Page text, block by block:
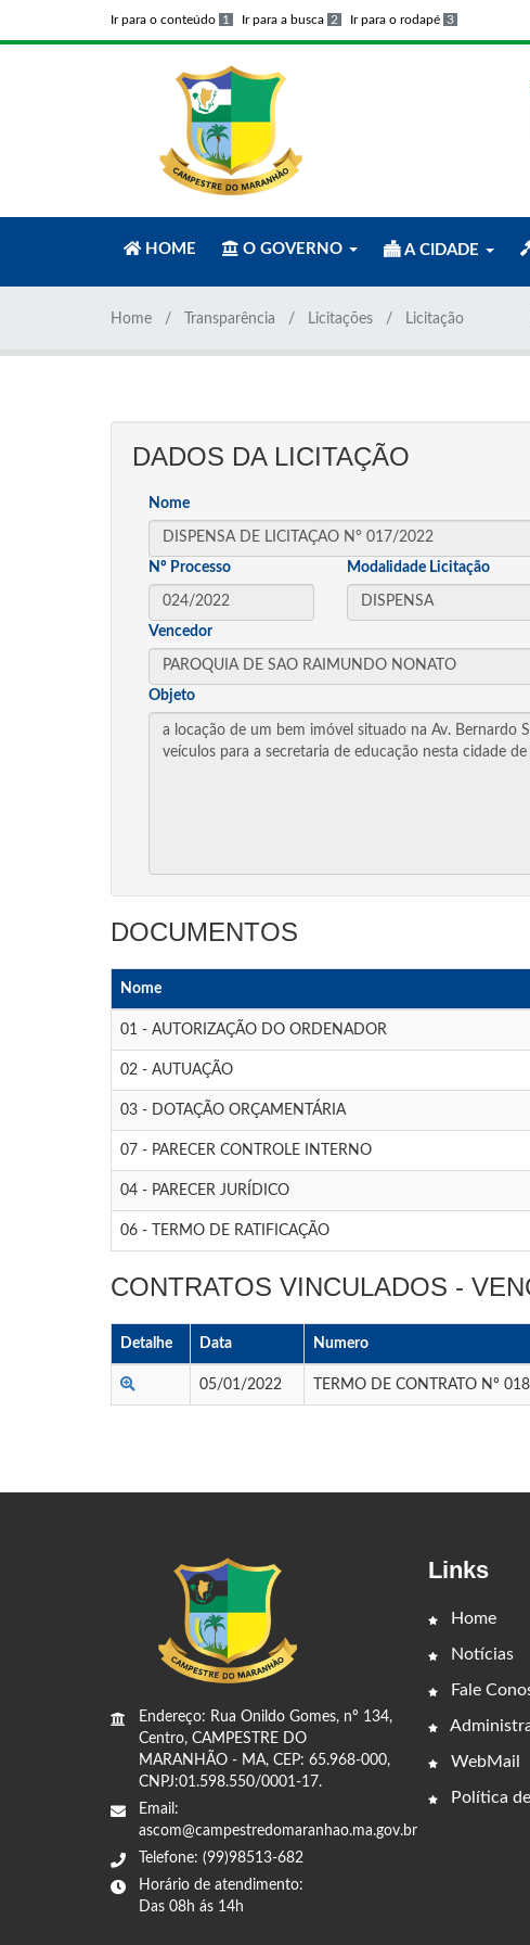
Ir para o conteúdo 1 Ir para a busca 2 Ir para o rodapé 3
HOME O GOVERNO A CIDADE
Home Transparência Licitações Licitação
DADOS DA LICITAÇÃO
Nome
Nº Processo Modalidade Licitação
Vencedor
Objeto
DOCUMENTOS
Nome
01 - AUTORIZAÇÃO DO ORDENADOR
02 - AUTUAÇÃO
03 - DOTAÇÃO ORÇAMENTÁRIA
07 - PARECER CONTROLE INTERNO
04 - PARECER JURÍDICO
06 - TERMO DE RATIFICAÇÃO
CONTRATOS VINCULADOS -
Detalhe Data Numero
05/01/2022 TERMO DE CONTRATO Nº
Endereço: Rua Onildo Gomes, nº 134,
Centro, CAMPESTRE DO
MARANHÃO - MA, CEP: 65.968-000,
CNPJ:01.598.550/0001-17.
Email:
ascom@campestredomaranhao.ma.gov.br
Telefone: (99)98513-682
Horário de atendimento:
Das 08h ás 14h
Links
Home
Notícias
Fale
WebMail
Política